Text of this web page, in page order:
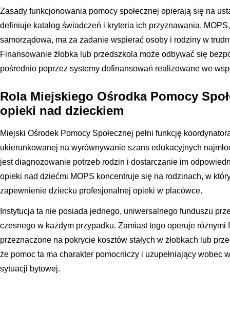
Zasady funkcjonowania pomocy społecznej opierają się na
definiuje katalog świadczeń i kryteria ich przyznawania.
samorządowa, ma za zadanie wspierać osoby i rodziny w
Finansowanie żłobka lub przedszkola może odbywać się
pośrednio poprzez systemy dofinansowań realizowane we
Rola Miejskiego Ośrodka Pomocy
opieki nad dzieckiem
Miejski Ośrodek Pomocy Społecznej pełni funkcję
ukierunkowanej na wyrównywanie szans edukacyjnych
jest diagnozowanie potrzeb rodzin i dostarczanie im
opieki nad dziećmi MOPS koncentruje się na rodzinach, w
zapewnienie dziecku profesjonalnej opieki w placówce.
Instytucja ta nie posiada jednego, uniwersalnego funduszu
czesnego w każdym przypadku. Zamiast tego operuje różnymi
przeznaczone na pokrycie kosztów stałych w żłobkach lub
że pomoc ta ma charakter pomocniczy i uzupełniający wobec
sytuacji bytowej.